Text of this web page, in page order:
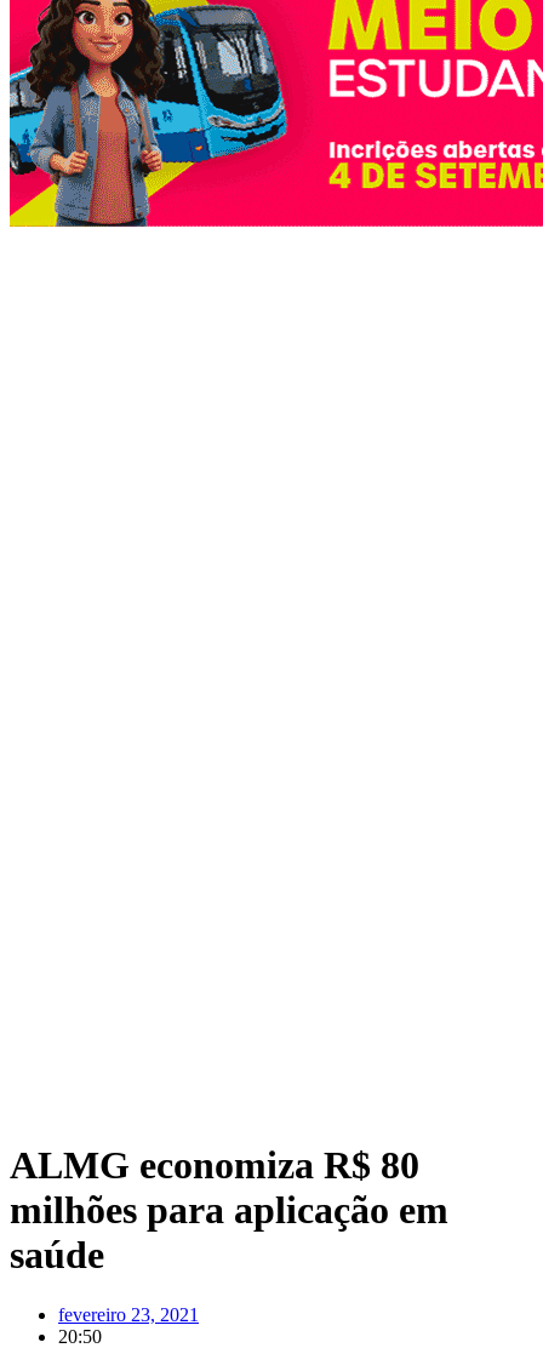
ALMG economiza R$ 80
milhões para aplicação em
saúde
fevereiro 23, 2021
20:50